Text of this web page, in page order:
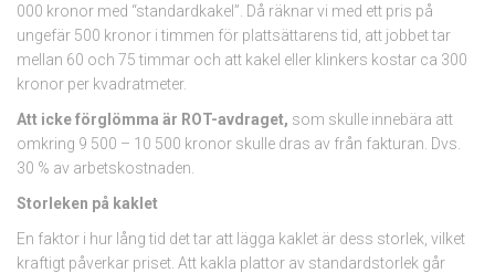
000 kronor med “standardkakel”. Då räknar vi med ett pris på
ungefär 500 kronor i timmen för plattsättarens tid, att jobbet tar
mellan 60 och 75 timmar och att kakel eller klinkers kostar ca 300
kronor per kvadratmeter.
Att icke förglömma är ROT-avdraget, som skulle innebära att
omkring 9 500 – 10 500 kronor skulle dras av från fakturan. Dvs.
30 % av arbetskostnaden.
Storleken på kaklet
En faktor i hur lång tid det tar att lägga kaklet är dess storlek, vilket
kraftigt påverkar priset. Att kakla plattor av standardstorlek går